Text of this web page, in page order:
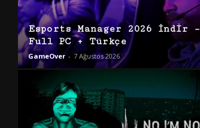
Esports Manager 2026 İndir –
Full PC + Türkçe
GameOver - 7 Ağustos 2026